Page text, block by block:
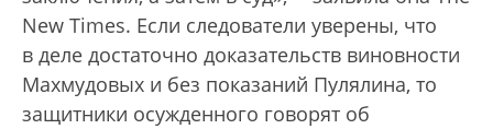
New Times. Если следователи уверены, что
в деле достаточно доказательств виновности
Махмудовых и без показаний Пулялина, то
защитники осужденного говорят об